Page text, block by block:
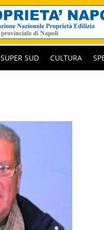
SUPER SUD CULTURA